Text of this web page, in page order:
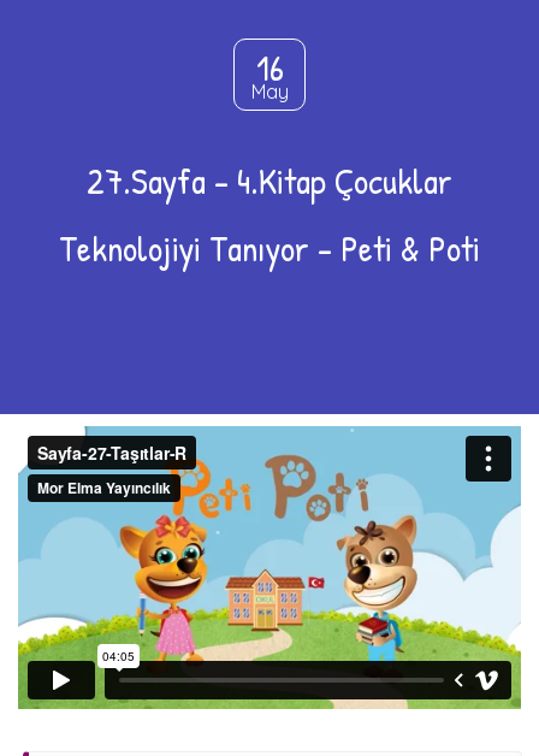
16
May
27.Sayfa – 4.Kitap Çocuklar
Teknolojiyi Tanıyor – Peti & Poti